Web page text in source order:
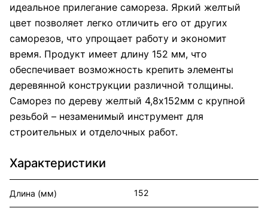
идеальное прилегание самореза. Яркий желтый
цвет позволяет легко отличить его от других
саморезов, что упрощает работу и экономит
время. Продукт имеет длину 152 мм, что
обеспечивает возможность крепить элементы
деревянной конструкции различной толщины.
Саморез по дереву желтый 4,8х152мм с крупной
резьбой – незаменимый инструмент для
строительных и отделочных работ.
Характеристики
Длина (мм) 152